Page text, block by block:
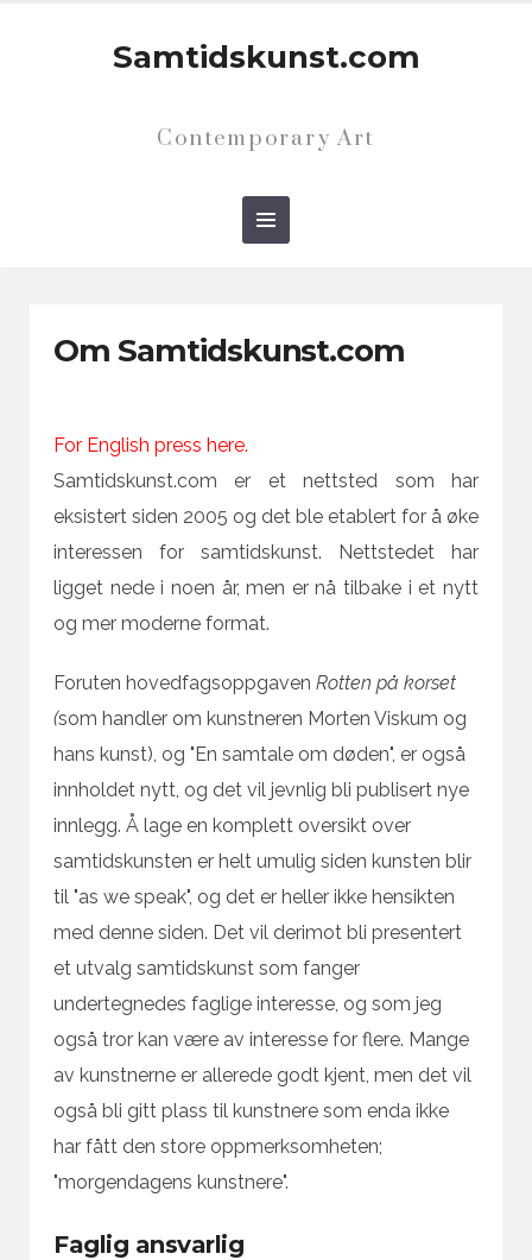
Samtidskunst.com
Contemporary Art
Om Samtidskunst.com
For English press here.
Samtidskunst.com er et nettsted som har
eksistert siden 2005 og det ble etablert for å øke
interessen for samtidskunst. Nettstedet har
ligget nede i noen år, men er nå tilbake i et nytt
og mer moderne format.
Foruten hovedfagsoppgaven Rotten på korset
(som handler om kunstneren Morten Viskum og
hans kunst), og "En samtale om døden", er også
innholdet nytt, og det vil jevnlig bli publisert nye
innlegg. Å lage en komplett oversikt over
samtidskunsten er helt umulig siden kunsten blir
til "as we speak", og det er heller ikke hensikten
med denne siden. Det vil derimot bli presentert
et utvalg samtidskunst som fanger
undertegnedes faglige interesse, og som jeg
også tror kan være av interesse for flere. Mange
av kunstnerne er allerede godt kjent, men det vil
også bli gitt plass til kunstnere som enda ikke
har fått den store oppmerksomheten;
"morgendagens kunstnere".
Faglig ansvarlig